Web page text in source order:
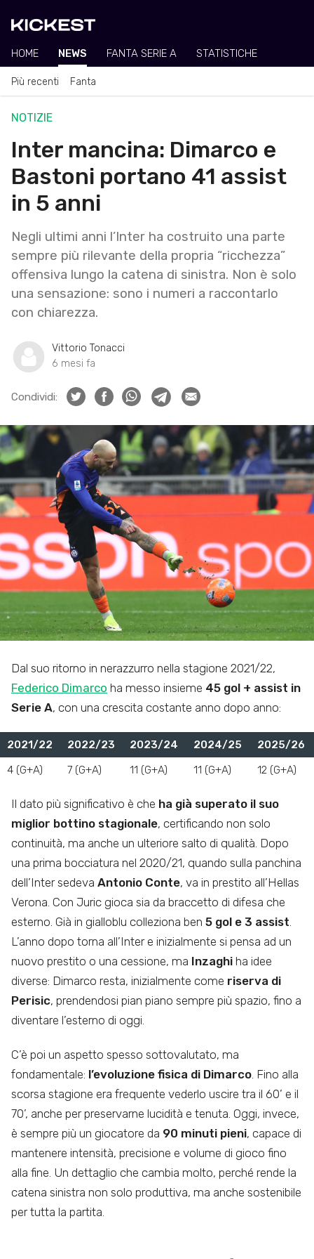
HOME NEWS FANTA SERIE A STATISTICHE
Più recenti Fanta
NOTIZIE
Inter mancina: Dimarco e
Bastoni portano 41 assist
in 5 anni
Negli ultimi anni l’Inter ha costruito una parte
sempre più rilevante della propria “ricchezza”
offensiva lungo la catena di sinistra. Non è solo
una sensazione: sono i numeri a raccontarlo
con chiarezza.
Vittorio Tonacci
6 mesi fa
Condividi:
Dal suo ritorno in nerazzurro nella stagione 2021/22,
Federico Dimarco ha messo insieme 45 gol + assist in
Serie A, con una crescita costante anno dopo anno:
2021/22 2022/23 2023/24 2024/25
2025/26
4 (G+A)
7 (G+A) 11 (G+A) 11 (G+A) 12 (G+A)
Il dato più significativo è che ha già superato il suo
miglior bottino stagionale, certificando non solo
continuità, ma anche un ulteriore salto di qualità. Dopo
una prima bocciatura nel 2020/21, quando sulla panchina
dell’Inter sedeva Antonio Conte, va in prestito all’Hellas
Verona. Con Juric gioca sia da braccetto di difesa che
esterno. Già in gialloblu colleziona ben 5 gol e 3 assist
L’anno dopo torna all’Inter e inizialmente si pensa ad un
nuovo prestito o una cessione, ma Inzaghi ha idee
diverse: Dimarco resta, inizialmente come riserva di
Perisic, prendendosi pian piano sempre più spazio, fino a
diventare l’esterno di oggi.
C’è poi un aspetto spesso sottovalutato, ma
fondamentale: l’evoluzione fisica di Dimarco . Fino alla
scorsa stagione era frequente vederlo uscire tra il 60’ e il
70’, anche per preservarne lucidità e tenuta. Oggi, invece,
è sempre più un giocatore da 90 minuti pieni, capace di
mantenere intensità, precisione e volume di gioco fino
alla fine. Un dettaglio che cambia molto, perché rende la
catena sinistra non solo produttiva, ma anche sostenibile
per tutta la partita.